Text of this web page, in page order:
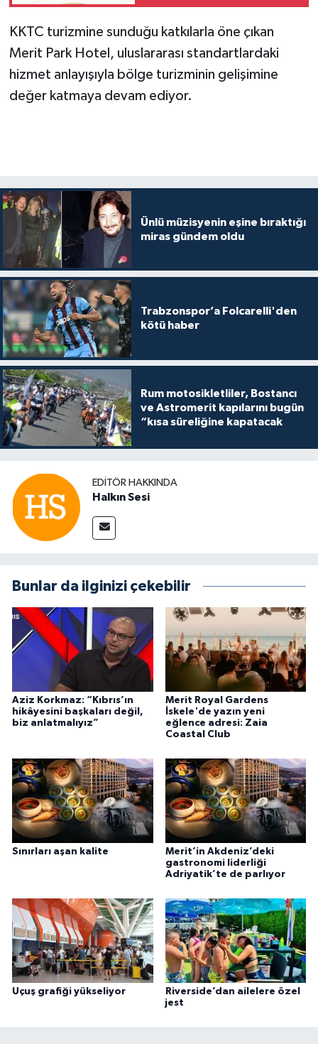
KKTC turizmine sunduğu katkılarla öne çıkan
Merit Park Hotel, uluslararası standartlardaki
hizmet anlayışıyla bölge turizminin gelişimine
değer katmaya devam ediyor.
Ünlü müzisyenin eşine bıraktığı
miras gündem oldu
Trabzonspor’a Folcarelli'den
kötü haber
Rum motosikletliler, Bostancı
ve Astromerit kapılarını bugün
“kısa süreliğine kapatacak
EDITÖR HAKKINDA
Halkın Sesi
Bunlar da ilginizi çekebilir
Aziz Korkmaz: “Kıbrıs’ın
hikâyesini başkaları değil,
biz anlatmalıyız”
Merit Royal Gardens
İskele'de yazın yeni
eğlence adresi: Zaia
Coastal Club
Sınırları aşan kalite
Merit’in Akdeniz’deki
gastronomi liderliği
Adriyatik’te de parlıyor
Uçuş grafiği yükseliyor
Riverside’dan ailelere özel
jest